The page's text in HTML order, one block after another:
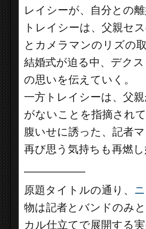
レイシーが、自分との
トレイシーは、父親セ
とカメラマンのリズの
結婚式が迫る中、デク
の思いを伝えていく。
一方トレイシーは、父
がないことを指摘され
腹いせに誘った、記者
再び思う気持ちも再燃し
原題タイトルの通り、
物は記者とバンドのみ
カル仕立てで展開する実